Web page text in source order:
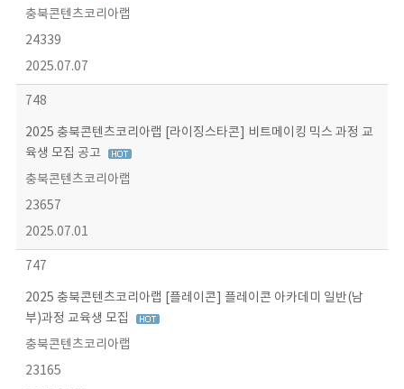
충북콘텐츠코리아랩
24339
2025.07.07
748
2025 충북콘텐츠코리아랩 [라이징스타콘] 비트메이킹 믹스 과정 교
육생 모집 공고
충북콘텐츠코리아랩
23657
2025.07.01
747
2025 충북콘텐츠코리아랩 [플레이콘] 플레이콘 아카데미 일반(남
부)과정 교육생 모집
충북콘텐츠코리아랩
23165